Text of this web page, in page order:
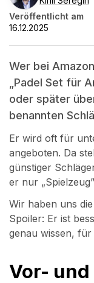
Veröffentlicht am
16.12.2025
Wer bei
„Padel Set für
oder später
benannten
Er wird oft für
angeboten. Da
günstiger
er nur
Wir haben uns
Spoiler: Er ist
genau wissen,
Vor-